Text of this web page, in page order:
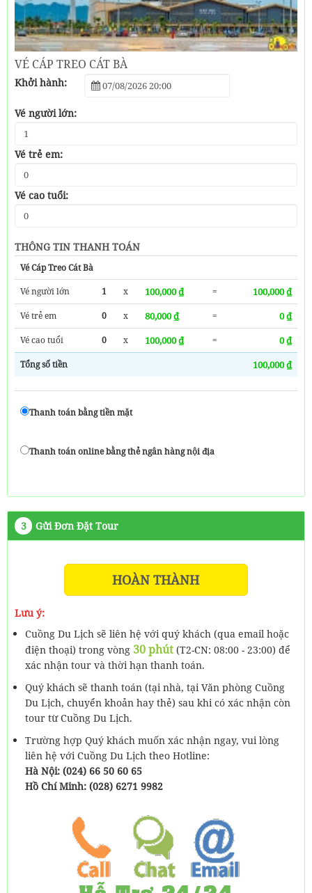
VÉ CÁP TREO CÁT BÀ
Khởi hành:
Vé người lớn:
Vé trẻ em:
Vé cao tuổi:
THÔNG TIN THANH TOÁN
Vé Cáp Treo Cát Bà
Vé người lớn
1 x 100,000 ₫ = 100,000 ₫
Vé trẻ em 0 x 80,000 ₫ = 0 ₫
Vé cao tuổi 0 x 100,000 ₫ = 0 ₫
Tổng số tiền 100,000 ₫
Thanh toán bằng tiền mặt
Thanh toán online bằng thẻ ngân hàng nội địa
3 Gửi Đơn Đặt Tour
HOÀN THÀNH
Lưu ý:
Cuồng Du Lịch sẽ liên hệ với quý khách (qua email hoặc
điện thoại) trong vòng 30 phút (T2-CN: 08:00 - 23:00) để
xác nhận tour và thời hạn thanh toán.
Quý khách sẽ thanh toán (tại nhà, tại Văn phòng Cuồng
Du Lịch, chuyển khoản hay thẻ) sau khi có xác nhận còn
tour từ Cuồng Du Lịch.
Trường hợp Quý khách muốn xác nhận ngay, vui lòng
liên hệ với Cuồng Du Lịch theo Hotline:
Hà Nội: (024) 66 50 60 65
Hồ Chí Minh: (028) 6271 9982